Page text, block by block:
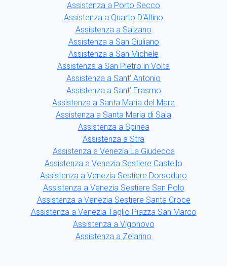
Assistenza a Porto Secco
Assistenza a Quarto D'Altino
Assistenza a Salzano
Assistenza a San Giuliano
Assistenza a San Michele
Assistenza a San Pietro in Volta
Assistenza a Sant' Antonio
Assistenza a Sant' Erasmo
Assistenza a Santa Maria del Mare
Assistenza a Santa Maria di Sala
Assistenza a Spinea
Assistenza a Stra
Assistenza a Venezia La Giudecca
Assistenza a Venezia Sestiere Castello
Assistenza a Venezia Sestiere Dorsoduro
Assistenza a Venezia Sestiere San Polo
Assistenza a Venezia Sestiere Santa Croce
Assistenza a Venezia Taglio Piazza San Marco
Assistenza a Vigonovo
Assistenza a Zelarino